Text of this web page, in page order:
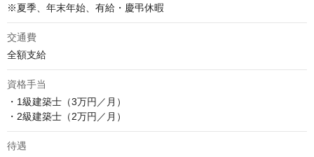
※夏季、年末年始、有給・慶弔休暇
交通費
全額支給
資格手当
・1級建築士（3万円／月）
・2級建築士（2万円／月）
待遇